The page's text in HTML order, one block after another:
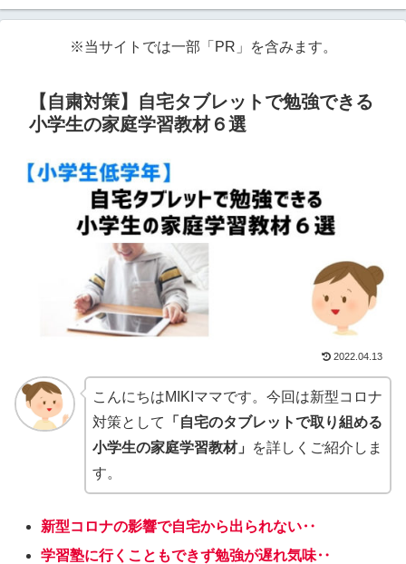
※当サイトでは一部「PR」を含みます。
【自粛対策】自宅タブレットで勉強できる
小学生の家庭学習教材６選
2022.04.13
こんにちはMIKIママです。今回は新型コロナ
対策として 「自宅のタブレットで取り組める
小学生の家庭学習教材」
を詳しくご紹介しま
す。
新型コロナの影響で自宅から出られない‥
学習塾に行くこともできず勉強が遅れ気味‥